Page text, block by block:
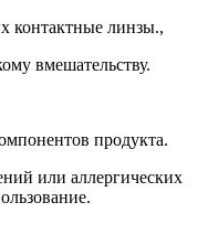
контактные линзы.,
вмешательству.
продукта.
или аллергических